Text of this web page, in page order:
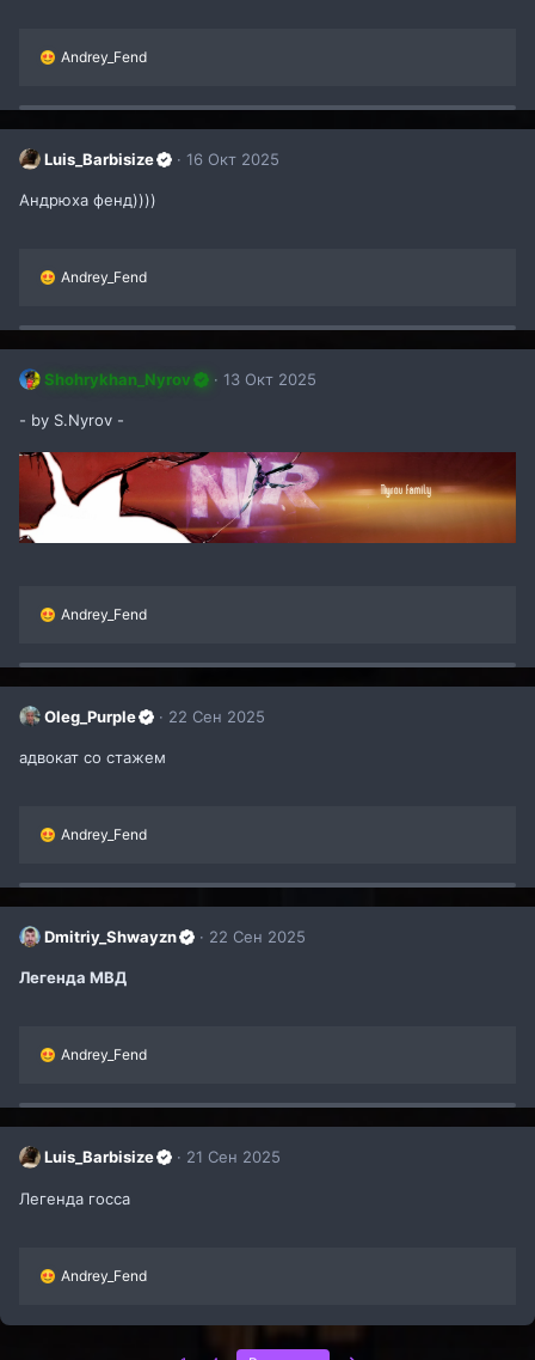
Р
к
ц
и
и
Andrey_Fend
Luis_Barbisize 16 Окт 2025
Андрюха фенд))))
Р
к
ц
и
:
Andrey_Fend
Shohrykhan_Nyrov 13 Окт 2025
- by S.Nyrov -
Р
к
ц
и
Andrey_Fend
Oleg_Purple 22 Сен 2025
адвокат со стажем
Р
к
ц
и
Andrey_Fend
Dmitriy_Shwayzn 22 Сен 2025
Легенда МВД
Р
к
ц
и
и
Andrey_Fend
Luis_Barbisize 21 Сен 2025
Легенда госса
Р
к
Andrey_Fend